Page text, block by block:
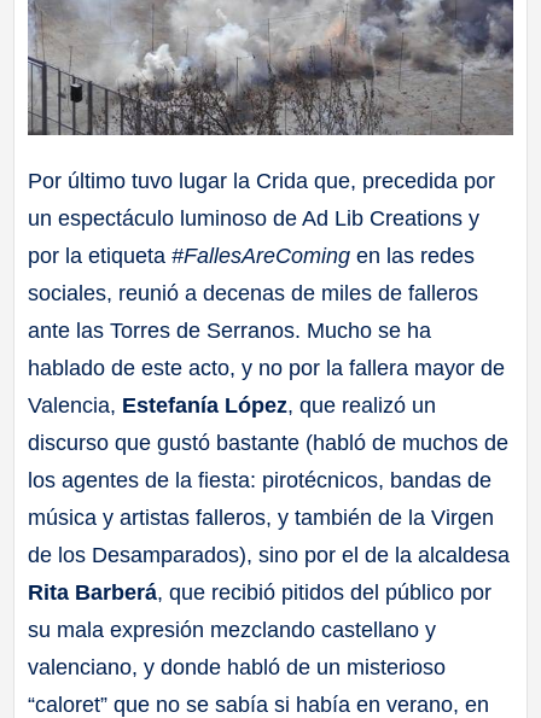
Por último tuvo lugar la Crida que, precedida por
un espectáculo luminoso de Ad Lib Creations y
por la etiqueta#FallesAreComing en las redes
sociales, reunió a decenas de miles de falleros
ante las Torres de Serranos. Mucho se ha
hablado de este acto, y no por la fallera mayor de
Valencia, Estefanía López, que realizó un
discurso que gustó bastante (habló de muchos de
los agentes de la fiesta: pirotécnicos, bandas de
música y artistas falleros, y también de la Virgen
de los Desamparados), sino por el de la alcaldesa
Rita Barberá, que recibió pitidos del público por
su mala expresión mezclando castellano y
valenciano, y donde habló de un misterioso
“caloret” que no se sabía si había en verano, en